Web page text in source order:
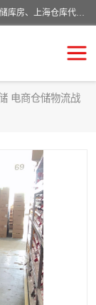
上海星力仓储服务有限公司从事：上海仓储服务、上海仓储库房、上海仓库代运营、上海仓库对外出租、上海仓库外包、上海三方仓储、上海电商仓储代发、上海电商代发货仓库、上海托管仓库、上海仓储配送。上海星力仓储服务有限公司现在拥有100个分仓、10万余平方的标准库房，精炼员工几百名，与几千家客户合作，公司已跻身上海仓储行业前列。欢迎来电咨询！
电商仓储物流战
包
库
务
发货仓库